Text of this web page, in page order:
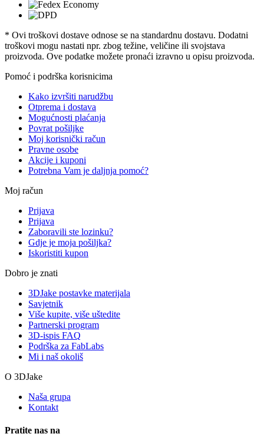
* Ovi troškovi dostave odnose se na standardnu ​​dostavu. Dodatni
troškovi mogu nastati npr. zbog težine, veličine ili svojstava
proizvoda. Ove podatke možete pronaći izravno u opisu proizvoda.
Pomoć i podrška korisnicima
Kako izvršiti narudžbu
Otprema i dostava
Mogućnosti plaćanja
Povrat pošiljke
Moj korisnički račun
Pravne osobe
Akcije i kuponi
Potrebna Vam je daljnja pomoć?
Moj račun
Prijava
Prijava
Zaboravili ste lozinku?
Gdje je moja pošiljka?
Iskoristiti kupon
Dobro je znati
3DJake postavke materijala
Savjetnik
Više kupite, više uštedite
Partnerski program
3D-ispis FAQ
Podrška za FabLabs
Mi i naš okoliš
O 3DJake
Naša grupa
Kontakt
Pratite nas na